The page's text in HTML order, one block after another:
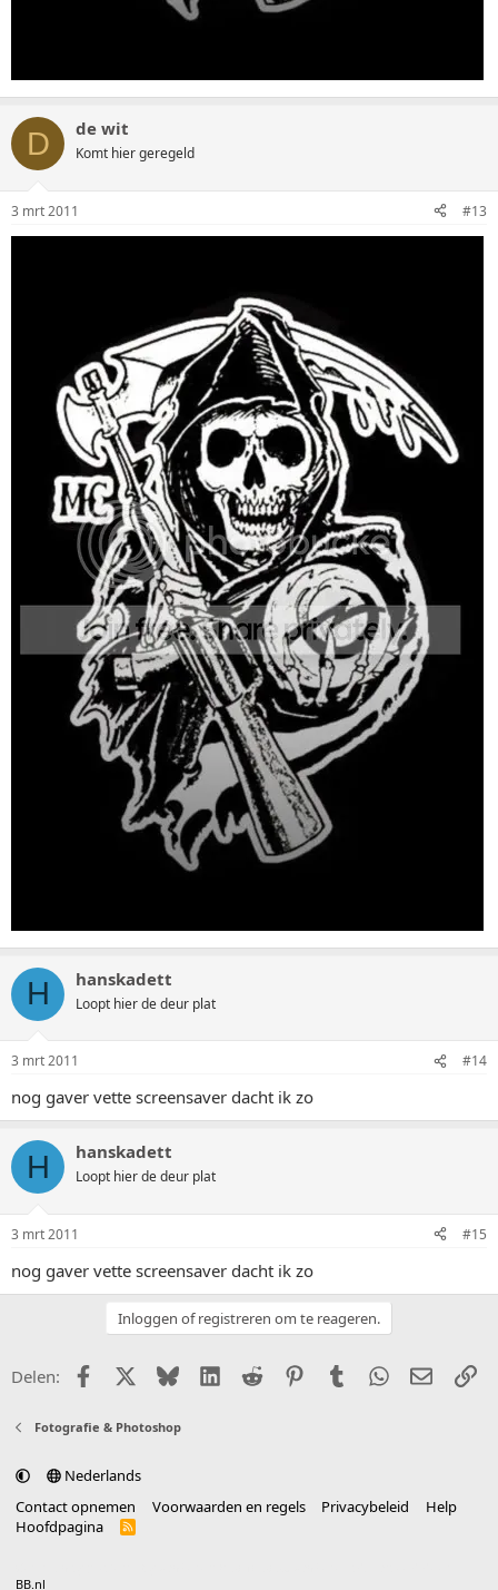
D de wit
Komt hier geregeld
3 mrt 2011 #13
H hanskadett
Loopt hier de deur plat
3 mrt 2011 #14
nog gaver vette screensaver dacht ik zo
H hanskadett
Loopt hier de deur plat
3 mrt 2011 #15
nog gaver vette screensaver dacht ik zo
Inloggen of registreren om te reageren.
Delen: FacebookX (Twitter)
BlueskyLinkedIn
Reddit PinterestTumblr WhatsApp
E-mail
Fotografie & Photoshop
Nederlands
Contact opnemen
Voorwaarden en regels Privacybeleid
Help
Hoofdpagina
R
BB.nl